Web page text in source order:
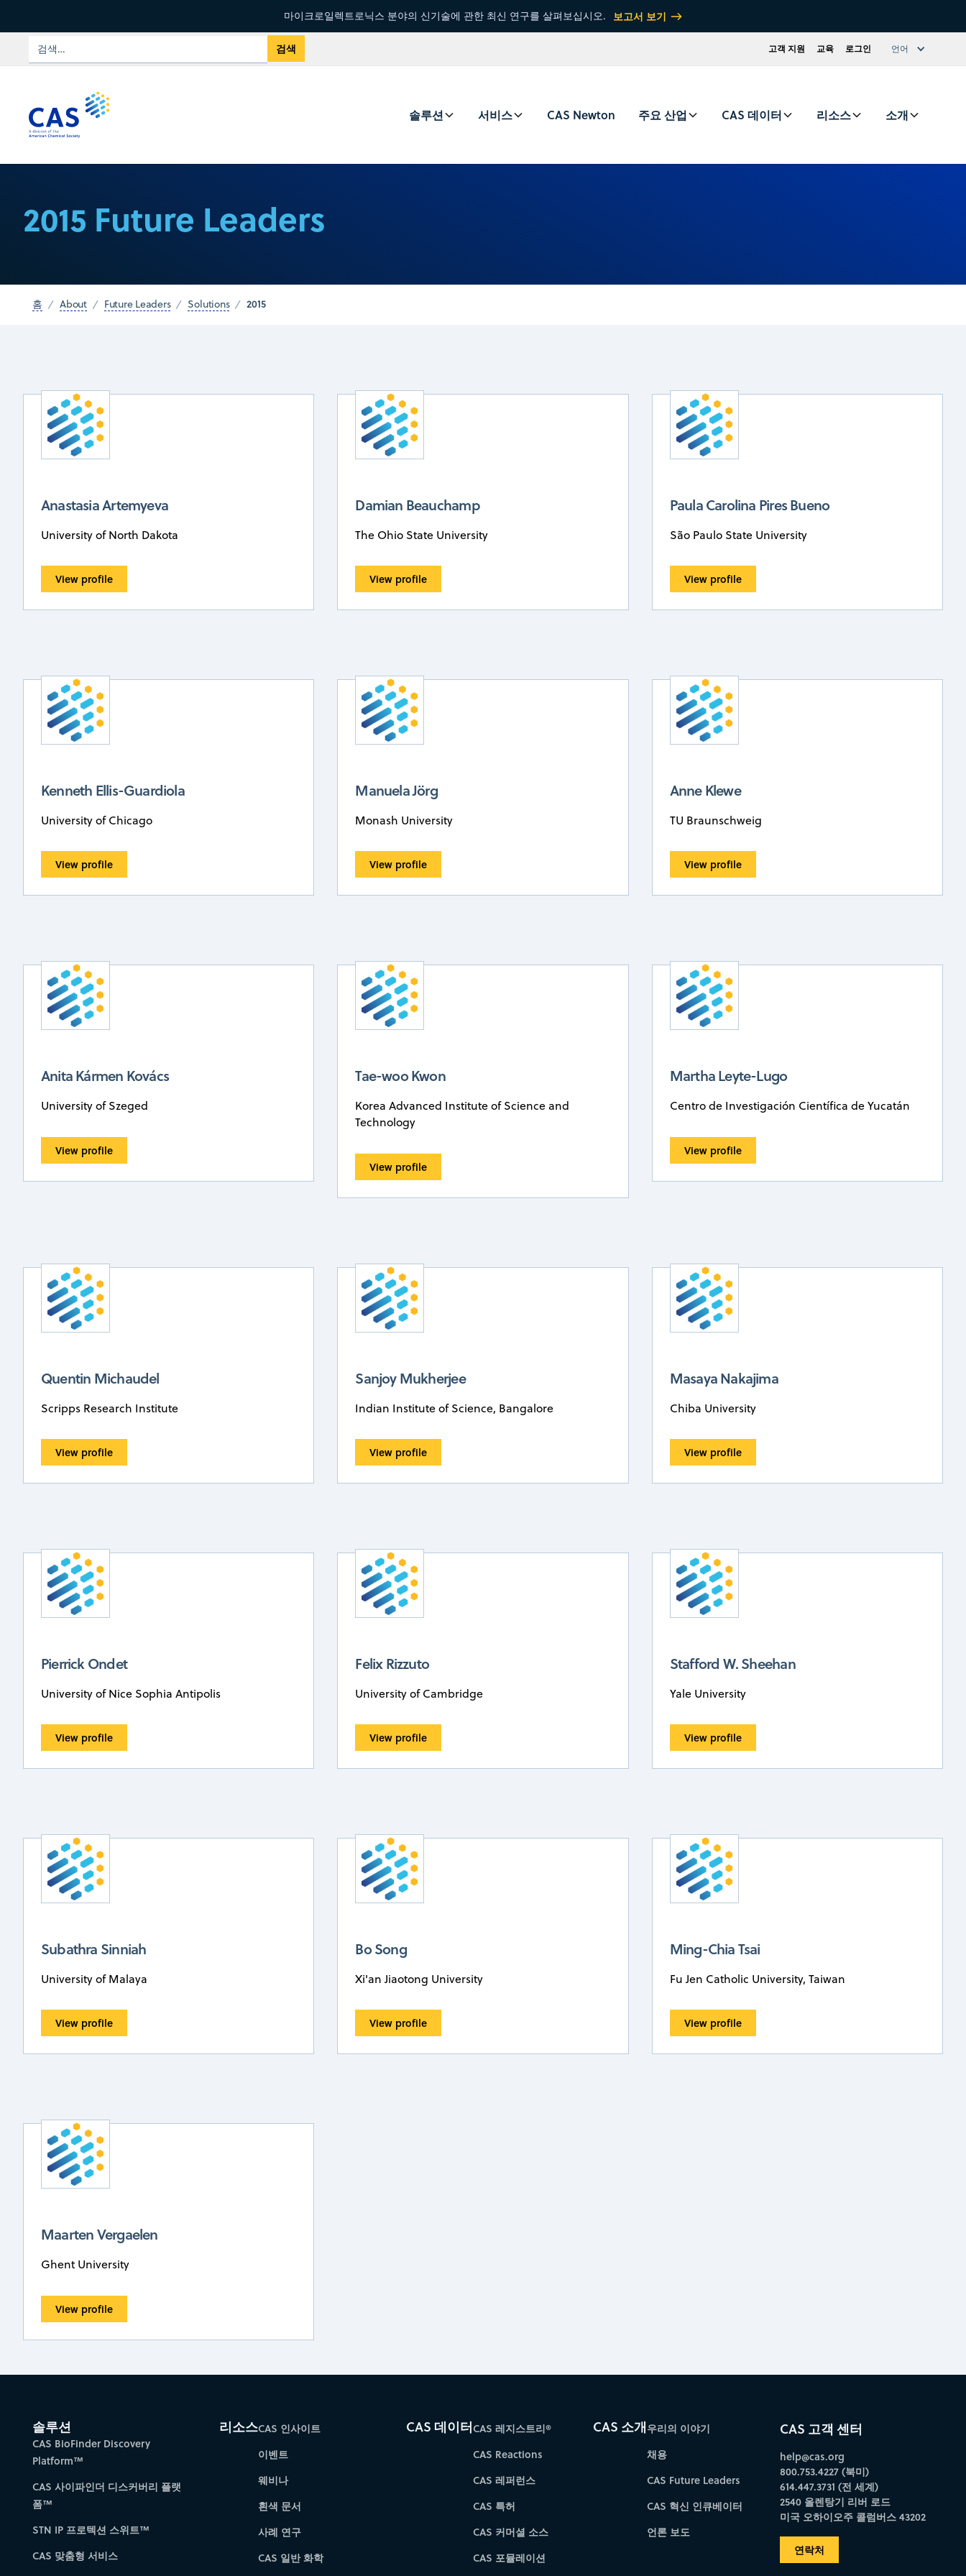
마이크로일렉트로닉스 분야의 신기술에 관한 최신 연구를 살펴보십시오. 보고서 보기
고객 지원 교육 로그인 언어
솔루션 서비스 CAS Newton 주요 산업 CAS 데이터 리소스 소개
2015 Future Leaders
홈 About Future Leaders Solutions 2015
Anastasia Artemyeva
University of North Dakota
View profile
Damian Beauchamp
The Ohio State University
View profile
Paula Carolina Pires Bueno
São Paulo State University
View profile
Kenneth Ellis-Guardiola
University of Chicago
View profile
Manuela Jörg
Monash University
View profile
Anne Klewe
TU Braunschweig
View profile
Anita Kármen Kovács
University of Szeged
View profile
Tae-woo Kwon
Korea Advanced Institute of Science and
Technology
View profile
Martha Leyte-Lugo
Centro de Investigación Científica de Yucatán
View profile
Quentin Michaudel
Scripps Research Institute
View profile
Sanjoy Mukherjee
Indian Institute of Science, Bangalore
View profile
Masaya Nakajima
Chiba University
View profile
Pierrick Ondet
University of Nice Sophia Antipolis
View profile
Felix Rizzuto
University of Cambridge
View profile
Stafford W. Sheehan
Yale University
View profile
Subathra Sinniah
University of Malaya
View profile
Bo Song
Xi'an Jiaotong University
View profile
Ming-Chia Tsai
Fu Jen Catholic University, Taiwan
View profile
Maarten Vergaelen
Ghent University
View profile
솔루션
CAS BioFinder Discovery
Platform™
CAS 사이파인더 디스커버리 플랫
폼™
STN IP 프로텍션 스위트™
CAS 맞춤형 서비스
리소스CAS 인사이트
이벤트
웨비나
흰색 문서
사례 연구
CAS 일반 화학
CAS 데이터CAS 레지스트리®
CAS Reactions
CAS 레퍼런스
CAS 특허
CAS 커머셜 소스
CAS 포뮬레이션
CAS 소개우리의 이야기
채용
CAS Future Leaders
CAS 혁신 인큐베이터
언론 보도
CAS 고객 센터
help@cas.org
800.753.4227 (북미)
614.447.3731 (전 세계)
2540 올렌탕기 리버 로드
미국 오하이오주 콜럼버스 43202
연락처